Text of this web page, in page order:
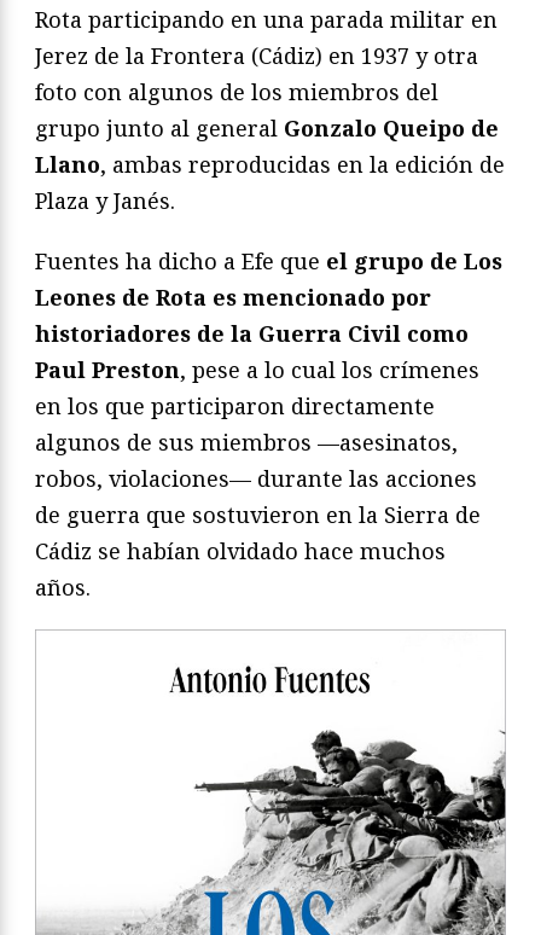
Rota participando en una parada militar en
Jerez de la Frontera (Cádiz) en 1937 y otra
foto con algunos de los miembros del
grupo junto al general Gonzalo Queipo de
Llano, ambas reproducidas en la edición de
Plaza y Janés.
Fuentes ha dicho a Efe que el grupo de Los
Leones de Rota es mencionado por
historiadores de la Guerra Civil como
Paul Preston, pese a lo cual los crímenes
en los que participaron directamente
algunos de sus miembros —asesinatos,
robos, violaciones— durante las acciones
de guerra que sostuvieron en la Sierra de
Cádiz se habían olvidado hace muchos
años.